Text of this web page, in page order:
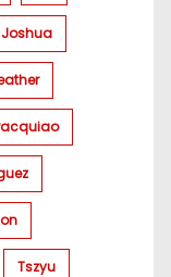
Joshua
Tszyu